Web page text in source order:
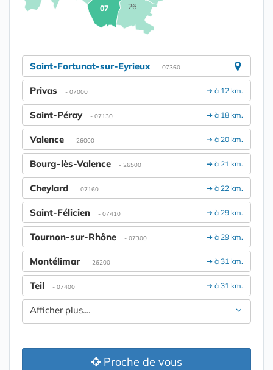
07 26
Saint-Fortunat-sur-Eyrieux - 07360
➔ à 12 km.
Privas - 07000
➔ à 18 km.
Saint-Péray - 07130
➔ à 20 km.
Valence - 26000
➔ à 21 km.
Bourg-lès-Valence - 26500
➔ à 22 km.
Cheylard - 07160
➔ à 29 km.
Saint-Félicien - 07410
➔ à 29 km.
Tournon-sur-Rhône - 07300
➔ à 31 km.
Montélimar - 26200
➔ à 31 km.
Teil - 07400
Afficher plus....
Proche de vous